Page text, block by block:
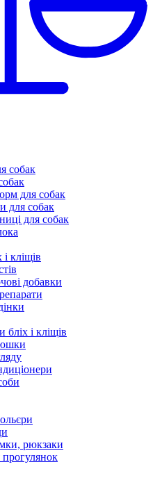
собак
для собак
для собак
для собак
і кліщів
добавки
і кліщів
рюкзаки